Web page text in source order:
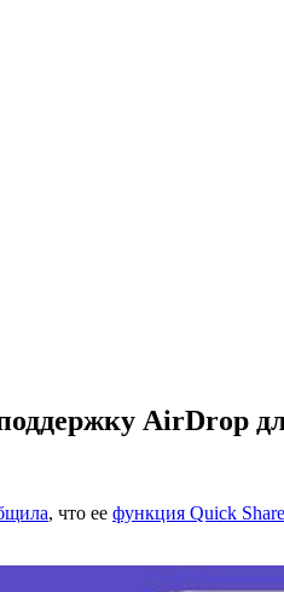
AirDrop
, что ее функция Quick Share